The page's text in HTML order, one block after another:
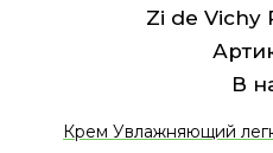
Zi de Vichy
В
Крем Увлажняющий